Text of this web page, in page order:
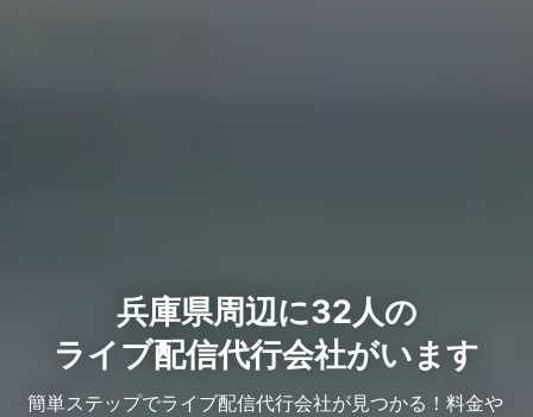
兵庫県周辺に32人の
ライブ配信代行会社がいます
簡単ステップでライブ配信代行会社が見つかる！料金や